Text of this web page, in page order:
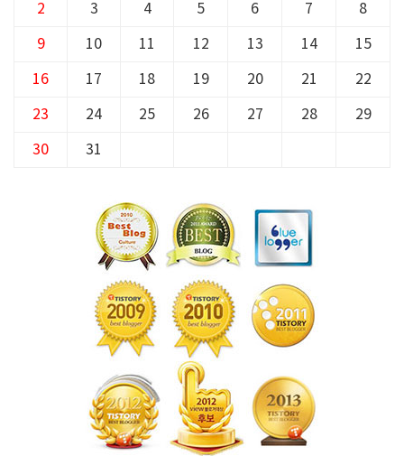
2 3 4 5 6 7 8
9 10 11 12 13 14 15
16 17 18 19 20 21 22
23 24 25 26 27 28 29
30 31